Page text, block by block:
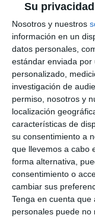
Su
Nosotros y nuestros
información en un
datos personales,
estándar enviada por
personalizado,
investigación de
permiso, nosotros y
localización
características de
su consentimiento a
que llevemos a cabo
forma alternativa,
consentimiento o
cambiar sus
Tenga en cuenta
personales puede no